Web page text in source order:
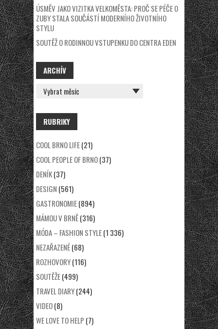
ÚSMĚV JAKO VIZITKA VELKOMĚSTA: PROČ SE PÉČE O
ZUBY STALA SOUČÁSTÍ MODERNÍHO ŽIVOTNÍHO
STYLU
SOUTĚŽ O RODINNOU VSTUPENKU DO CENTRA EDEN
ARCHÍV
ARCHÍV
RUBRIKY
COOL BRNO LIFE(21)
COOL PEOPLE OF BRNO(37)
DENÍK(37)
DESIGN (561)
GASTRONOMIE(894)
MÁMOU V BRNĚ(316)
MÓDA – FASHION STYLE(1 336)
NEZAŘAZENÉ(68)
ROZHOVORY(116)
SOUTĚŽE(499)
TRAVEL DIARY(244)
VIDEO(8)
WE LOVE TO HELP (7)